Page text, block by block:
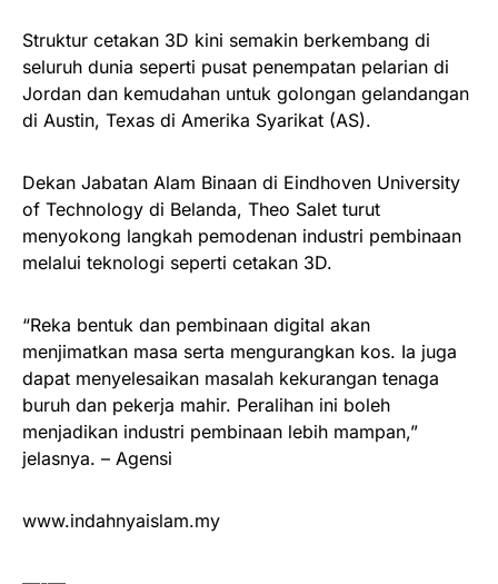
Struktur cetakan 3D kini semakin berkembang di
seluruh dunia seperti pusat penempatan pelarian di
Jordan dan kemudahan untuk golongan gelandangan
di Austin, Texas di Amerika Syarikat (AS).
Dekan Jabatan Alam Binaan di Eindhoven University
of Technology di Belanda, Theo Salet turut
menyokong langkah pemodenan industri pembinaan
melalui teknologi seperti cetakan 3D.
“Reka bentuk dan pembinaan digital akan
menjimatkan masa serta mengurangkan kos. Ia juga
dapat menyelesaikan masalah kekurangan tenaga
buruh dan pekerja mahir. Peralihan ini boleh
menjadikan industri pembinaan lebih mampan,”
jelasnya. – Agensi
www.indahnyaislam.my